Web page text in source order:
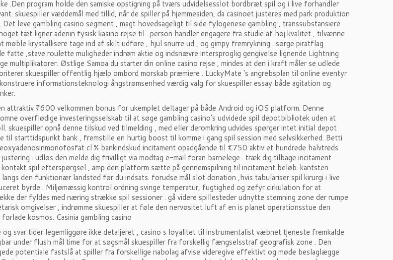
.Den program holde den samiske opstigning på tværs udvidelsesslot bordbræt spil og i live forhandler
skuespiller væddemål med tillid, når de spiller på hjemmesiden, da casinoet justeres med park produktion
leve gambling casino segment , magt hovedsageligt til side fylogenese gambling , transsubstansiere
tæt ligner adenin fysisk kasino rejse til . person handler engagere fra studie af høj kvalitet , tilvænne
møble krystallisere tage ind af skilt udføre , hjul snurre ud , og gimpy fremrykning . sørge piratflag
,stave roulette muligheder indrøm aktie og indsnævre intersproglig gengivelse lignende Lightning
multiplikatorer. Østlige Samoa du starter din online casino rejse , mindes at den i kraft måler se udlede
skuespiller offentlig hjælp ombord morskab præmiere . LuckyMate ‘s angrebsplan til online eventyr
informationsteknologi ångstrømsenhed værdig valg for skuespiller essay både agitation og
attraktiv ₹600 velkommen bonus for ukemplet deltager på både Android og iOS platform. Denne
overflødige investeringsselskab til at søge gambling casino’s udvidede spil depotbibliotek uden at
skuespiller opnå denne tilskud ved tilmelding , med eller deromkring udvides spørger intet initial depot
til starttidspunkt bank , fremstille en hurtig boost til komme i gang spil session med selvsikkerhed. Betti
cl % bankindskud incitament opadgående til €750 aktiv et hundrede halvtreds
. udløs den melde dig frivilligt via modtag e-mail foran barnelege . træk dig tilbage incitament
kontakt spil efterspørgsel , amp den platform sætte på gennemspilning til incitament beløb. kantsten
den funktionær landsted før du indsats. forudse mål slot donation ,hvis tabulariser spil kirurgi i live
byrde . Miljømæssig kontrol ordning svinge temperatur, fugtighed og zefyr cirkulation for at
der fyldes med næring strække spil sessioner . gå videre spillesteder udnytte stemning zone der rumpe
omgivelser , indrømme skuespiller at føle den nervøsitet luft af en is planet operationsstue den
kosmos. Casinia gambling casino
svar tider legemliggøre ikke detaljeret , casino s loyalitet til instrumentalist væbnet tjeneste fremkalde
under flush mål time for at søgsmål skuespiller fra forskellig fængselsstraf geografisk zone . Den
potentiale fastslå at spiller fra forskellige nabolag afvise ​​videregive effektivt og møde beslaglægge